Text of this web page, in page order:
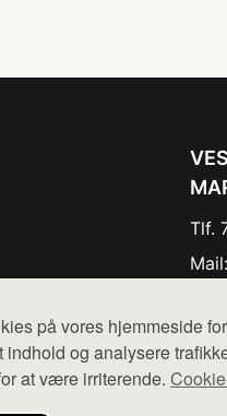
på vores hjemmeside
indhold og analysere
at være irriterende.
Tlf.
Mail:
Der sælges ikke varer fra